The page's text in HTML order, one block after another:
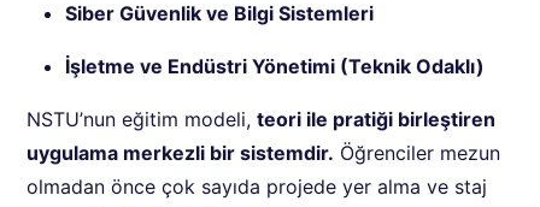
Siber Güvenlik ve Bilgi Sistemleri
İşletme ve Endüstri Yönetimi (Teknik Odaklı)
NSTU’nun eğitim modeli, teori ile pratiği birleştiren
uygulama merkezli bir sistemdir. Öğrenciler mezun
olmadan önce çok sayıda projede yer alma ve staj